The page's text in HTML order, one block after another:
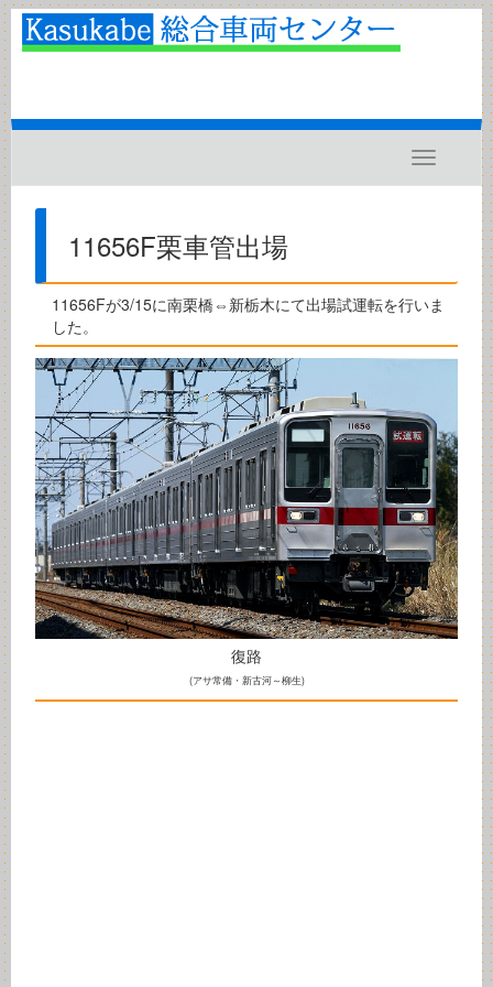
Toggle
navigation
11656F栗車管出場
11656Fが3/15に南栗橋⇔新栃木にて出場試運転を行いま
した。
復路
(アサ常備・新古河～柳生)